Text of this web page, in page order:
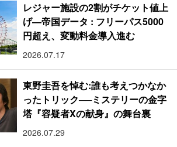
レジャー施設の2割がチケット値上
げ―帝国データ : フリーパス5000
円超え、変動料金導入進む
2026.07.17
東野圭吾を悼む:誰も考えつかなか
ったトリック──ミステリーの金字
塔『容疑者Xの献身』の舞台裏
2026.07.29